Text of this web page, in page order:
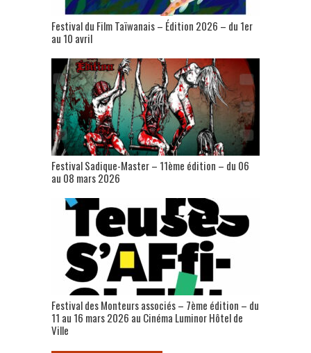
Festival du Film Taïwanais – Édition 2026 – du 1er
au 10 avril
Festival Sadique-Master – 11ème édition – du 06
au 08 mars 2026
Festival des Monteurs associés – 7ème édition – du
11 au 16 mars 2026 au Cinéma Luminor Hôtel de
Ville